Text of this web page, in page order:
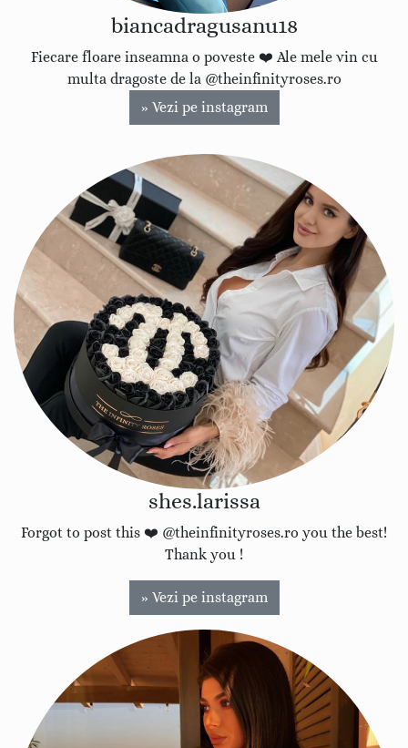
biancadragusanu18
Fiecare floare inseamna o poveste ❤️ Ale mele vin cu
multa dragoste de la @theinfinityroses.ro
» Vezi pe instagram
shes.larissa
Forgot to post this ❤️ @theinfinityroses.ro you the best!
Thank you !
» Vezi pe instagram